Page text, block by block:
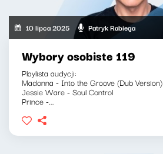
10 lipca 2025 Patryk Rabiega
Wybory osobiste 119
Playlista audycji:
Madonna - Into the Groove (Dub Version)
Jessie Ware - Soul Control
Prince -...